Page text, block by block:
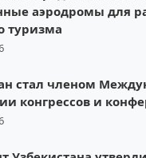
аэродромы для
туризма
стал членом
конгрессов и